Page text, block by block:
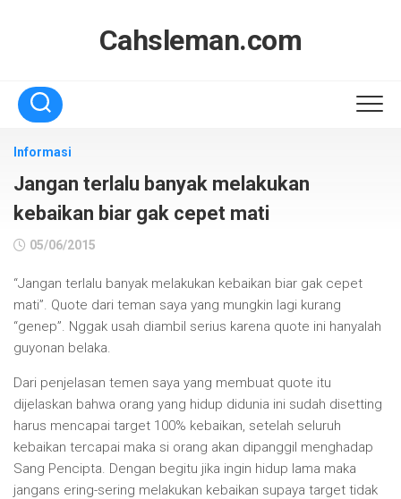
Cahsleman.com
Informasi
Jangan terlalu banyak melakukan
kebaikan biar gak cepet mati
05/06/2015
“Jangan terlalu banyak melakukan kebaikan biar gak cepet
mati”. Quote dari teman saya yang mungkin lagi kurang
“genep”. Nggak usah diambil serius karena quote ini hanyalah
guyonan belaka.
Dari penjelasan temen saya yang membuat quote itu
dijelaskan bahwa orang yang hidup didunia ini sudah disetting
harus mencapai target 100% kebaikan, setelah seluruh
kebaikan tercapai maka si orang akan dipanggil menghadap
Sang Pencipta. Dengan begitu jika ingin hidup lama maka
jangans ering-sering melakukan kebaikan supaya target tidak